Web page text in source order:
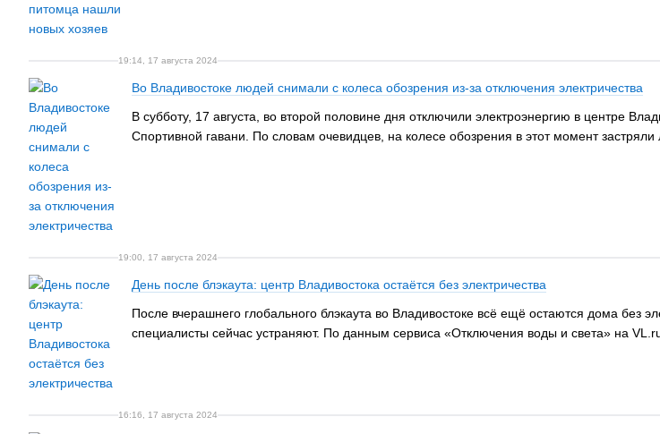
19:14, 17 августа 2024
Во Владивостоке людей снимали с колеса обозрения из-за отключения электричества
В субботу, 17 августа, во второй половине дня отключили электроэнергию в центре
Спортивной гавани. По словам очевидцев, на колесе обозрения в этот момент
19:00, 17 августа 2024
День после блэкаута: центр Владивостока остаётся без электричества
После вчерашнего глобального блэкаута во Владивостоке всё ещё остаются дома без
специалисты сейчас устраняют. По данным сервиса «Отключения воды и света» на
16:16, 17 августа 2024